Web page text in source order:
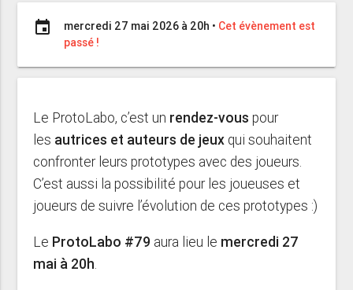
event mercredi 27 mai 2026 à 20h • Cet évènement est
passé !
Le ProtoLabo, c’est un rendez-vous pour
les autrices et auteurs de jeux qui souhaitent
confronter leurs prototypes avec des joueurs.
C’est aussi la possibilité pour les joueuses et
joueurs de suivre l’évolution de ces prototypes :)
Le ProtoLabo #79 aura lieu le mercredi 27
mai à 20h.